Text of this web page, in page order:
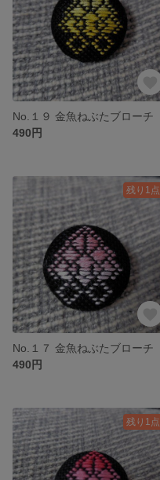
No.１９ 金魚ねぶたブローチ
490円
残り1点
No.１７ 金魚ねぶたブローチ
490円
残り1点